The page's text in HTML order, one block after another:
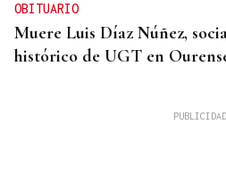
OBITUARIO
Muere Luis Díaz Núñez,
histórico de UGT en